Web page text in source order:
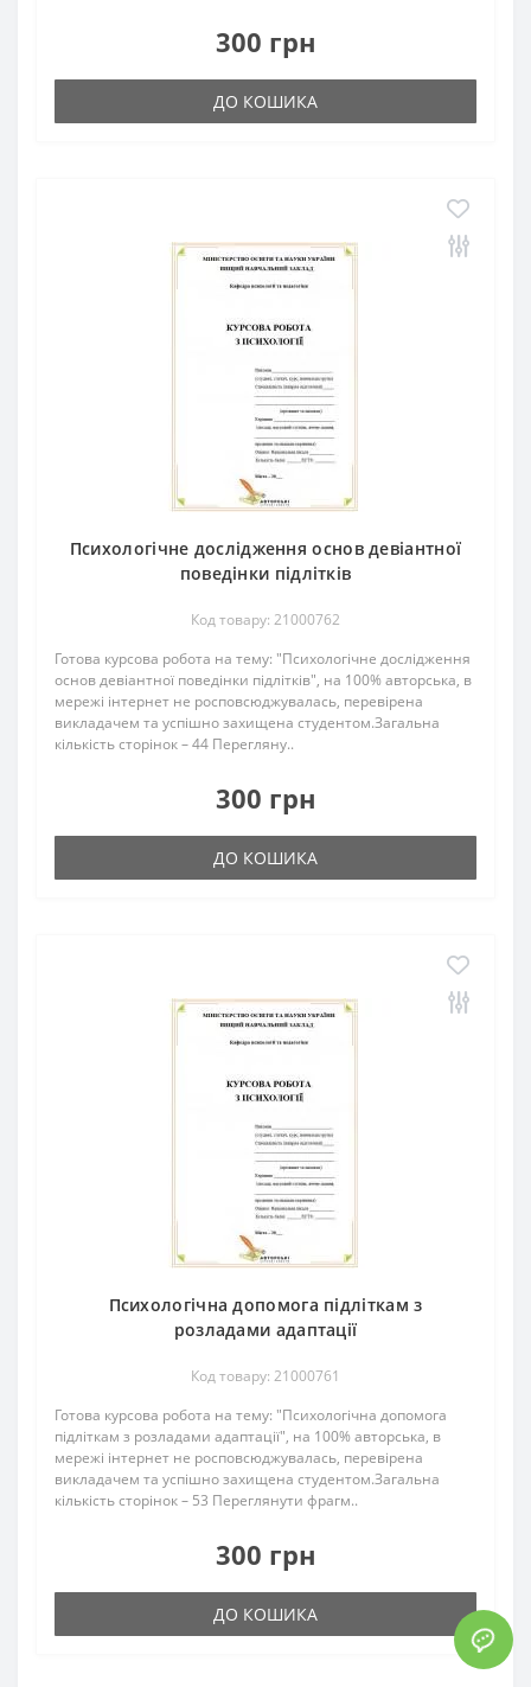
300 грн
ДО КОШИКА
Психологічне дослідження основ девіантної
поведінки підлітків
Код товару: 21000762
Готова курсова робота на тему: "Психологічне дослідження
основ девіантної поведінки підлітків", на 100% авторська, в
мережі інтернет не росповсюджувалась, перевірена
викладачем та успішно захищена студентом.Загальна
кількість сторінок – 44 Перегляну..
300 грн
ДО КОШИКА
Психологічна допомога підліткам з
розладами адаптації
Код товару: 21000761
Готова курсова робота на тему: "Психологічна допомога
підліткам з розладами адаптації", на 100% авторська, в
мережі інтернет не росповсюджувалась, перевірена
викладачем та успішно захищена студентом.Загальна
кількість сторінок – 53 Переглянути фрагм..
300 грн
ДО КОШИКА